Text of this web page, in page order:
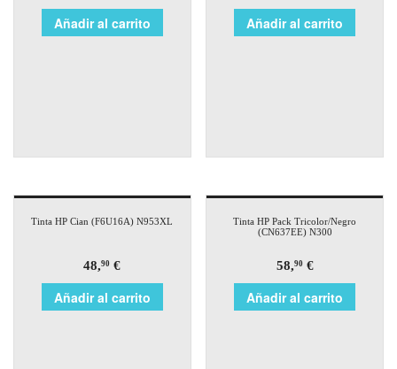
Añadir al carrito Añadir al carrito
Tinta HP Cian (F6U16A) N953XL
48,90 €
Añadir al carrito
Tinta HP Pack Tricolor/Negro
(CN637EE) N300
58,90€
Añadir al carrito